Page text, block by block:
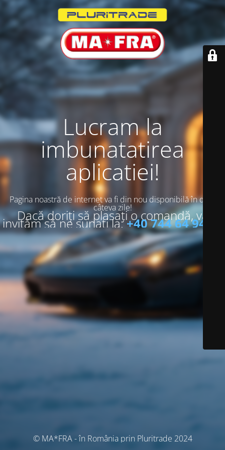
Lucram la
imbunatatirea
aplicatiei!
Pagina noastră de internet va fi din nou disponibilă în doar
câteva zile!
Dacă doriți să plasați o comandă, vă
invităm să ne sunați la:+40 744 64 94 13
© MA*FRA - în România prin Pluritrade 2024